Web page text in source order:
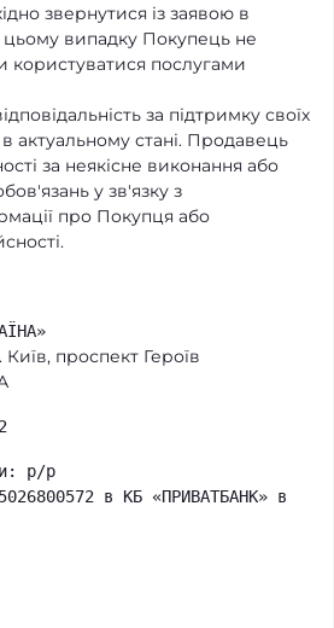
звернутися із заявою в
випадку Покупець не
послугами
за підтримку своїх
актуальному стані. Продавець
за неякісне виконання або
у зв'язку з
про Покупця або
проспект Героїв
р/р
в КБ «ПРИВАТБАНК» в